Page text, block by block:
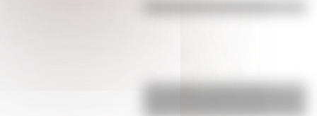
17 de agosto: actividades y